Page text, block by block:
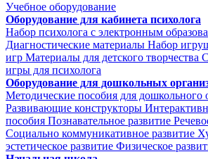
Учебное оборудование
Оборудование для кабинета психолога
Набор психолога с электронным
Диагностические материалы Набор
игр Материалы для детского творчества
игры для психолога
Оборудование для дошкольных
Методические пособия для дошкольного
Развивающие конструкторы
пособия Познавательное развитие
Социально коммуникативное развитие
эстетическое развитие Физическое